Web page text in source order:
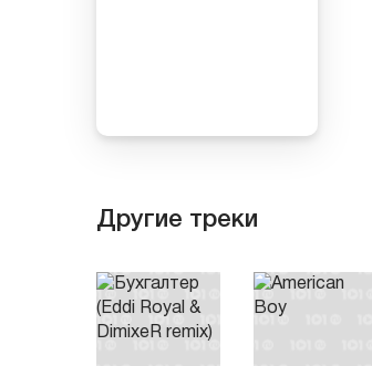
Другие треки